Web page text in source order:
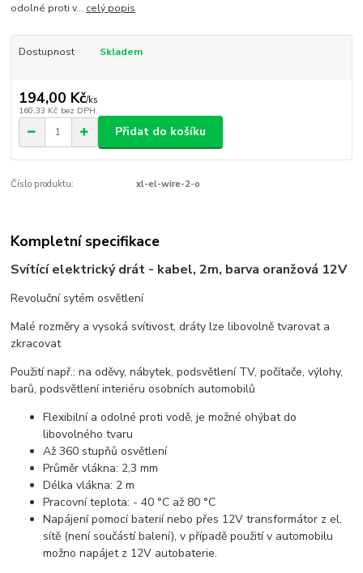
odolné proti v... celý popis
Dostupnost Skladem
194,00 Kč/ks
160,33 Kč bez DPH
Přidat do košíku
Číslo produktu: xl-el-wire-2-o
Kompletní specifikace
Svítící elektrický drát - kabel, 2m, barva oranžová 12V
Revoluční sytém osvětlení
Malé rozměry a vysoká svítivost, dráty lze libovolně tvarovat a
zkracovat
Použití např.: na oděvy, nábytek, podsvětlení TV, počítače, výlohy,
barů, podsvětlení interiéru osobních automobilů
Flexibilní a odolné proti vodě, je možné ohýbat do
libovolného tvaru
Až 360 stupňů osvětlení
Průměr vlákna: 2,3 mm
Délka vlákna: 2 m
Pracovní teplota: - 40 °C až 80 °C
Napájení pomocí baterií nebo přes 12V transformátor z el.
sítě (není součástí balení), v případě použití v automobilu
možno napájet z 12V autobaterie.